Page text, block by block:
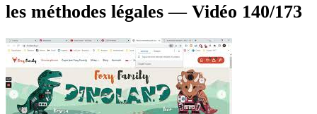
les méthodes légales — Vidéo 140/173